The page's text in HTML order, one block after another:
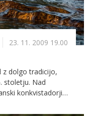
23. 11. 2009 19.00
z dolgo tradicijo,
stoletju. Nad
konkvistadorji,